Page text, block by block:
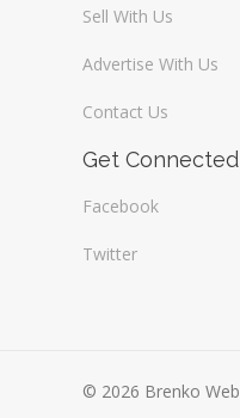
Sell With Us
Advertise With Us
Contact Us
Get Connected
Facebook
Twitter
© 2026 Brenko Web